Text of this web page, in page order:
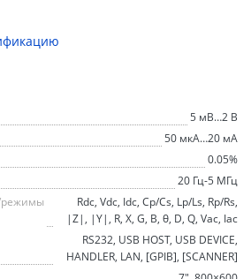
5 мВ…2 В
50 мкА…20 мА
0.05%
20 Гц-5 МГц
режимы
Rdc, Vdc, Idc, Cp/Cs, Lp/Ls, Rp/Rs,
|Z|, |Y|, R, X, G, B, θ, D, Q, Vac, Iac
RS232, USB HOST, USB DEVICE,
HANDLER, LAN, [GPIB], [SCANNER]